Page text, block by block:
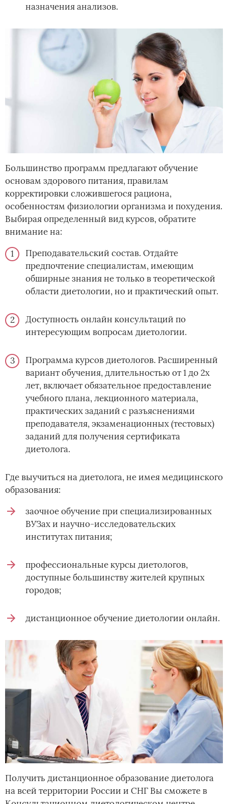
назначения анализов.
Большинство программ предлагают обучение
основам здорового питания, правилам
корректировки сложившегося рациона,
особенностям физиологии организма и похудения.
Выбирая определенный вид курсов, обратите
внимание на:
Преподавательский состав. Отдайте
предпочтение специалистам, имеющим
обширные знания не только в теоретической
области диетологии, но и практический опыт.
Доступность онлайн консультаций по
интересующим вопросам диетологии.
Программа курсов диетологов. Расширенный
вариант обучения, длительностью от 1 до 2х
лет, включает обязательное предоставление
учебного плана, лекционного материала,
практических заданий с разъяснениями
преподавателя, экзаменационных (тестовых)
заданий для получения сертификата
диетолога.
Где выучиться на диетолога, не имея медицинского
образования:
заочное обучение при специализированных
ВУЗах и научно-исследовательских
институтах питания;
профессиональные курсы диетологов,
доступные большинству жителей крупных
городов;
дистанционное обучение диетологии онлайн.
Получить дистанционное образование диетолога
на всей территории России и СНГ Вы сможете в